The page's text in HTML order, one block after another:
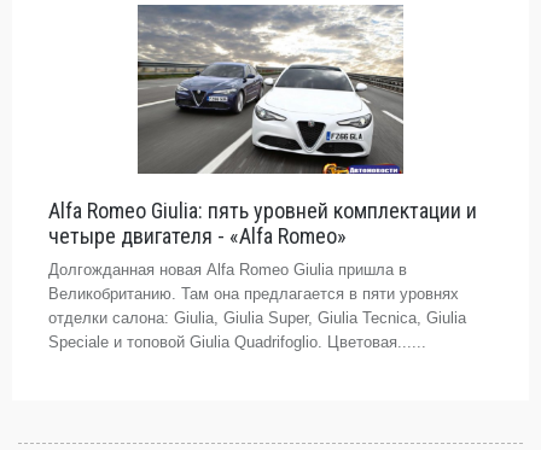
Alfa Romeo Giulia: пять уровней комплектации и
четыре двигателя - «Alfa Romeo»
Долгожданная новая Alfa Romeo Giulia пришла в
Великобританию. Там она предлагается в пяти уровнях
отделки салона: Giulia, Giulia Super, Giulia Tecnica, Giulia
Speciale и топовой Giulia Quadrifoglio. Цветовая......